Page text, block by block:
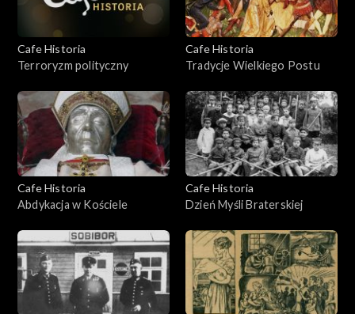
Cafe Historia
Terroryzm polityczny
Cafe Historia
Tradycje Wielkiego Postu
Cafe Historia
Abdykacja w Kościele
Cafe Historia
Dzień Myśli Braterskiej